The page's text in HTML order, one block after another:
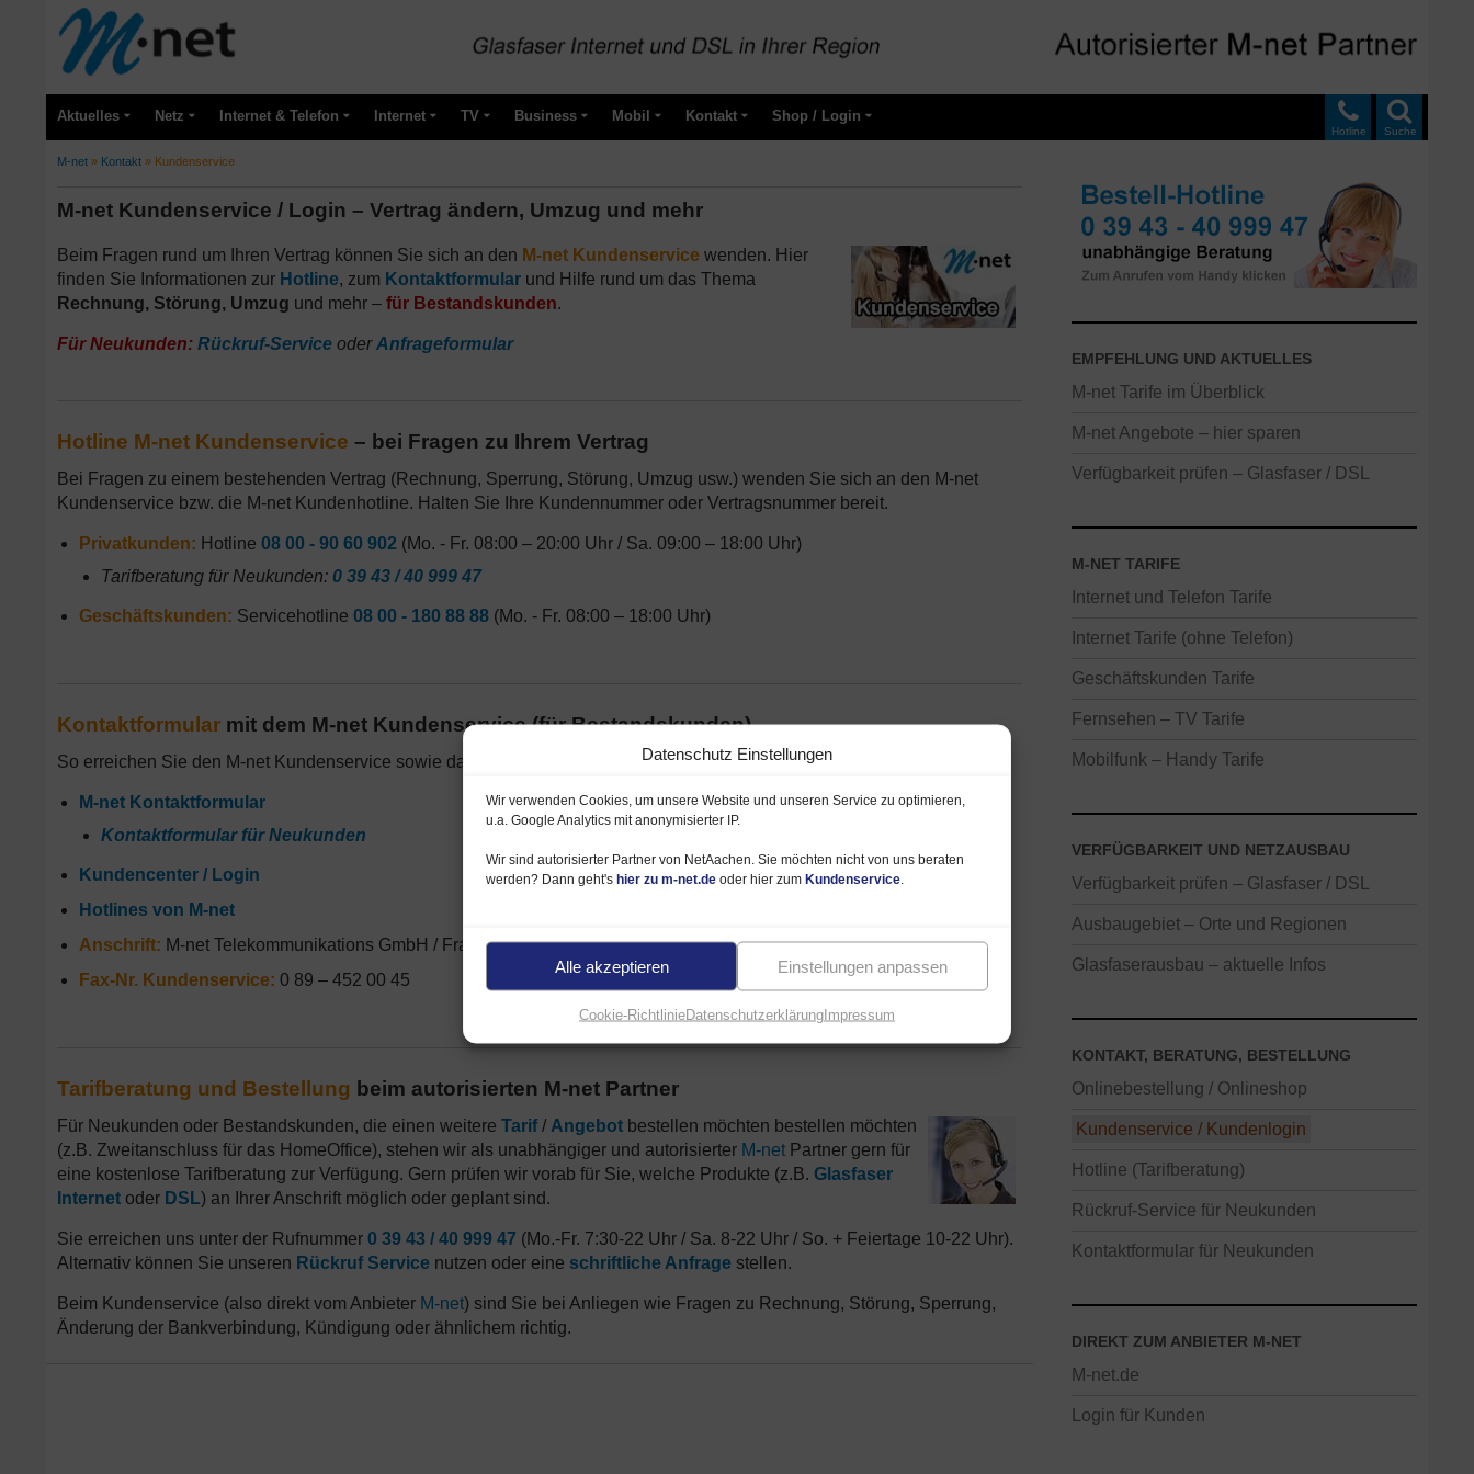
Datenschutz Einstellungen
Wir verwenden Cookies, um unsere Website und unseren Service zu optimieren,
u.a. Google Analytics mit anonymisierter IP.
Wir sind autorisierter Partner von NetAachen. Sie möchten nicht von uns beraten
werden? Dann geht's hier zu m-net.de oder hier zum Kundenservice
Alle akzeptieren Einstellungen anpassen
Cookie-RichtlinieDatenschutzerklärungImpressum
Suche
Hotline
Aktuelles Netz Internet & Telefon Internet TV Business Mobil Kontakt Shop / Login
M-net » Kontakt » Kundenservice
M-net Kundenservice / Login – Vertrag ändern, Umzug und mehr
Beim Fragen rund um Ihren Vertrag können Sie sich an den M-net Kundenservice wenden. Hier
finden Sie Informationen zur Hotline, zum Kontaktformular und Hilfe rund um das Thema
Rechnung, Störung, Umzug und mehr – für Bestandskunden.
Für Neukunden: Rückruf-Service oderAnfrageformular
Hotline M-net Kundenservice – bei Fragen zu Ihrem Vertrag
Bei Fragen zu einem bestehenden Vertrag (Rechnung, Sperrung, Störung, Umzug usw.) wenden Sie sich an den M-net
Kundenservice bzw. die M-net Kundenhotline. Halten Sie Ihre Kundennummer oder Vertragsnummer bereit.
Privatkunden: Hotline 08 00 - 90 60 902 (Mo. - Fr. 08:00 – 20:00 Uhr / Sa. 09:00 – 18:00 Uhr)
Tarifberatung für Neukunden: 0 39 43 / 40 999 47
Geschäftskunden: Servicehotline 08 00 - 180 88 88 (Mo. - Fr. 08:00 – 18:00 Uhr)
Kontaktformular mit dem M-net Kundenservice (für Bestandskunden)
So erreichen Sie den M-net Kundenservice sowie das Kundenlogin:
M-net Kontaktformular
Kontaktformular für Neukunden
Kundencenter / Login
Hotlines von M-net
Anschrift: M-net Telekommunikations GmbH / Frankfurter Ring 158 / 80807 München
Fax-Nr. Kundenservice: 0 89 – 452 00 45
Tarifberatung und Bestellung beim autorisierten M-net Partner
Für Neukunden oder Bestandskunden, die einen weitere Tarif/ Angebot bestellen möchten bestellen möchten
(z.B. Zweitanschluss für das HomeOffice), stehen wir als unabhängiger und autorisierter M-net Partner gern für
eine kostenlose Tarifberatung zur Verfügung. Gern prüfen wir vorab für Sie, welche Produkte (z.B. Glasfaser
Internet oder DSL) an Ihrer Anschrift möglich oder geplant sind.
Sie erreichen uns unter der Rufnummer 0 39 43 / 40 999 47 (Mo.-Fr. 7:30-22 Uhr / Sa. 8-22 Uhr / So. + Feiertage 10-22 Uhr).
Alternativ können Sie unseren Rückruf Service nutzen oder eine schriftliche Anfrage stellen.
Beim Kundenservice (also direkt vom Anbieter M-net) sind Sie bei Anliegen wie Fragen zu Rechnung, Störung, Sperrung,
Änderung der Bankverbindung, Kündigung oder ähnlichem richtig.
EMPFEHLUNG UND AKTUELLES
M-net Tarife im Überblick
M-net Angebote – hier sparen
Verfügbarkeit prüfen – Glasfaser / DSL
M-NET TARIFE
Internet und Telefon Tarife
Internet Tarife (ohne Telefon)
Geschäftskunden Tarife
Fernsehen – TV Tarife
Mobilfunk – Handy Tarife
VERFÜGBARKEIT UND NETZAUSBAU
Verfügbarkeit prüfen – Glasfaser / DSL
Ausbaugebiet – Orte und Regionen
Glasfaserausbau – aktuelle Infos
KONTAKT, BERATUNG, BESTELLUNG
Onlinebestellung / Onlineshop
Kundenservice / Kundenlogin
Hotline (Tarifberatung)
Rückruf-Service für Neukunden
Kontaktformular für Neukunden
DIREKT ZUM ANBIETER M-NET
M-net.de
Login für Kunden